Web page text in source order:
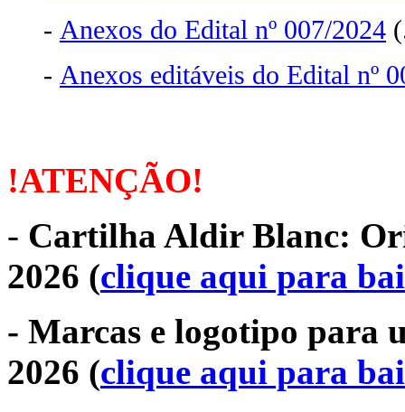
- Anexos do Edital nº 007/2024
- Anexos editáveis do Edital nº
!ATENÇÃO!
- Cartilha Aldir Blanc:
2026 (clique aqui para
- Marcas e logotipo para
2026 (clique aqui para